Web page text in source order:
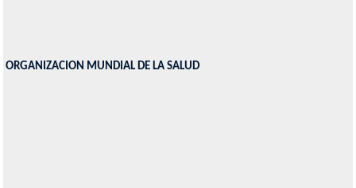
ORGANIZACION MUNDIAL DE LA SALUD